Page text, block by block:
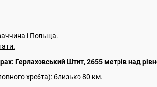
і Польща.
Герлаховський Штит, 2655 метрів над
хребта): близько 80 км.